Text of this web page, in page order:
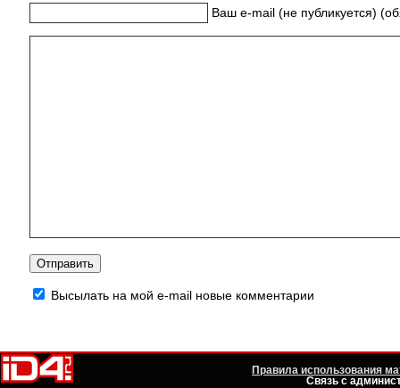
Ваш e-mail (не публикуется)
Высылать на мой e-mail новые комментарии
Правила использования
Связь с